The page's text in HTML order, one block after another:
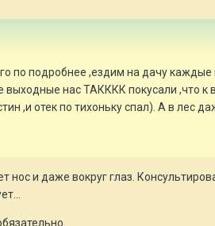
по подробнее ,ездим на дачу
нас ТАКККК покусали ,что к
,и отек по тихоньку спал). А в лес
нос и даже вокруг глаз.